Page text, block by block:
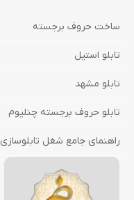
ساخت حروف برجسته
تابلو استیل
تابلو مشهد
تابلو حروف برجسته چنلیوم
راهنمای جامع شغل تابلوسازی